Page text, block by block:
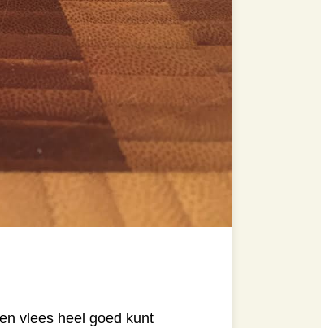
vlees heel goed kunt